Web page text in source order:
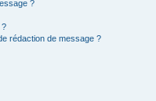
?
?
rédaction de message ?